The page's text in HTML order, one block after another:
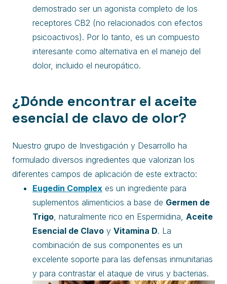
demostrado ser un agonista completo de los
receptores CB2 (no relacionados con efectos
psicoactivos). Por lo tanto, es un compuesto
interesante como alternativa en el manejo del
dolor, incluido el neuropático.
¿Dónde encontrar el aceite
esencial de clavo de olor?
Nuestro grupo de Investigación y Desarrollo ha
formulado diversos ingredientes que valorizan los
diferentes campos de aplicación de este extracto:
Eugedin Complex es un ingrediente para
suplementos alimenticios a base de Germen de
Trigo , naturalmente rico en Espermidina, Aceite
Esencial de Clavo y Vitamina D. La
combinación de sus componentes es un
excelente soporte para las defensas inmunitarias
y para contrastar el ataque de virus y bacterias.